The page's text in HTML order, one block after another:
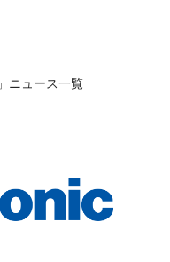
ニュース一覧